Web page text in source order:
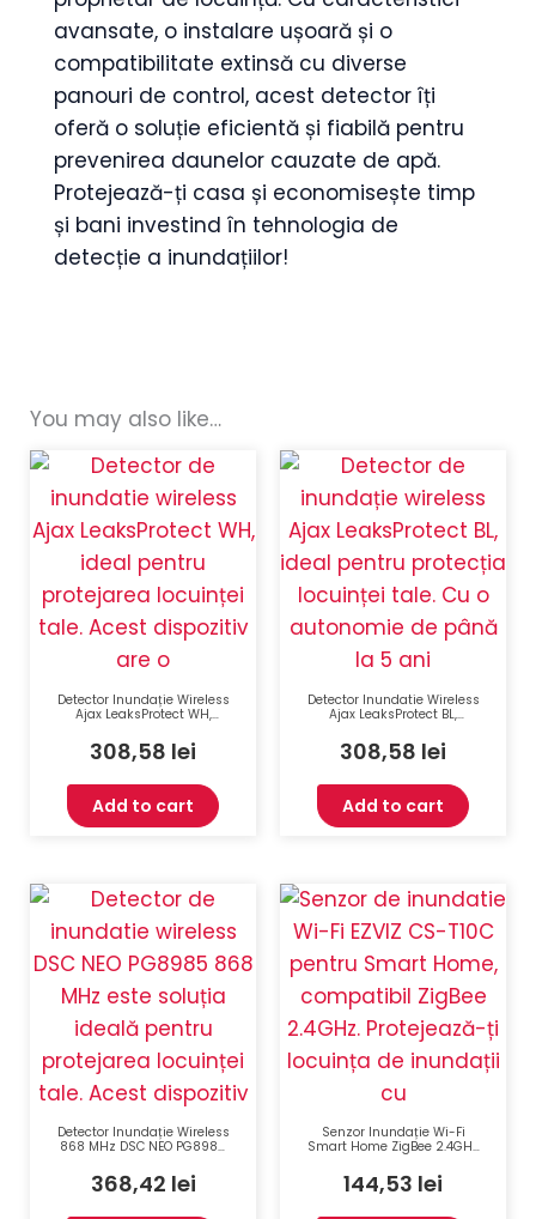
avansate, o instalare ușoară și o
compatibilitate extinsă cu diverse
panouri de control, acest detector îți
oferă o soluție eficientă și fiabilă pentru
prevenirea daunelor cauzate de apă.
Protejează-ți casa și economisește timp
și bani investind în tehnologia de
detecție a inundațiilor!
You may also like…
Detector Inundație Wireless
Ajax LeaksProtect WH,
Autonomie 5 Ani, Frecvență
868 MHz, RF 1300 m, Alb,
IP65
308,58 lei
Add to cart
Detector Inundatie Wireless
Ajax LeaksProtect BL,
Autonomie 5 Ani, 868 MHz,
RF 1300 m, Negru, IP65
308,58 lei
Add to cart
Detector Inundație Wireless
868 MHz DSC NEO PG8985
Baterie 8 Ani, Protecție Anti-
Manipulare
368,42 lei
Senzor Inundație Wi-Fi
Smart Home ZigBee 2.4GHz
144,53 lei